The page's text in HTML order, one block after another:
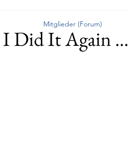
I Did It Again ...
Mitglieder (Forum)